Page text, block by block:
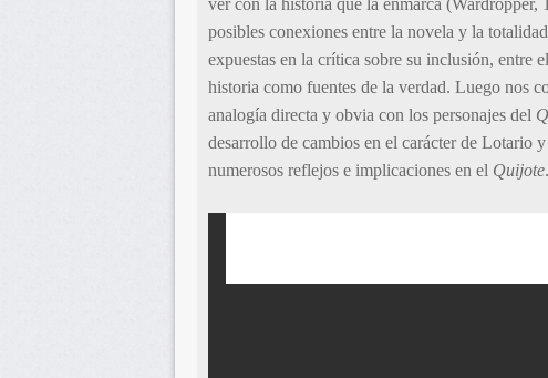
ver con la historia que la enmarca (Wardropper,
posibles conexiones entre la novela y la
expuestas en la crítica sobre su inclusión, entre
historia como fuentes de la verdad. Luego nos
analogía directa y obvia con los personajes del
desarrollo de cambios en el carácter de Lotario
numerosos reflejos e implicaciones en el Quijote.